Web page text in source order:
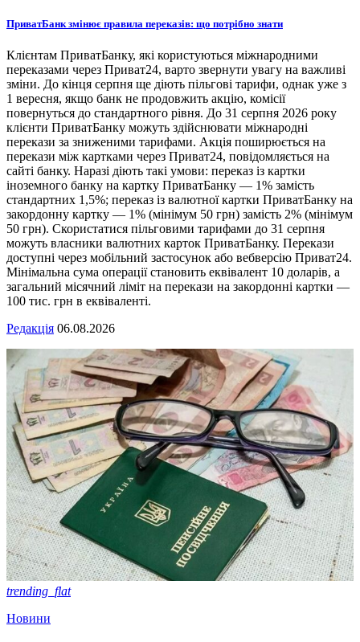
ПриватБанк змінює правила переказів: що потрібно знати
Клієнтам ПриватБанку, які користуються міжнародними
переказами через Приват24, варто звернути увагу на важливі
зміни. До кінця серпня ще діють пільгові тарифи, однак уже з
1 вересня, якщо банк не продовжить акцію, комісії
повернуться до стандартного рівня. До 31 серпня 2026 року
клієнти ПриватБанку можуть здійснювати міжнародні
перекази за зниженими тарифами. Акція поширюється на
перекази між картками через Приват24, повідомляється на
сайті банку. Наразі діють такі умови: переказ із картки
іноземного банку на картку ПриватБанку — 1% замість
стандартних 1,5%; переказ із валютної картки ПриватБанку на
закордонну картку — 1% (мінімум 50 грн) замість 2% (мінімум
50 грн). Скористатися пільговими тарифами до 31 серпня
можуть власники валютних карток ПриватБанку. Перекази
доступні через мобільний застосунок або вебверсію Приват24.
Мінімальна сума операції становить еквівалент 10 доларів, а
загальний місячний ліміт на перекази на закордонні картки —
100 тис. грн в еквіваленті.
Редакція 06.08.2026
trending_flat
Новини